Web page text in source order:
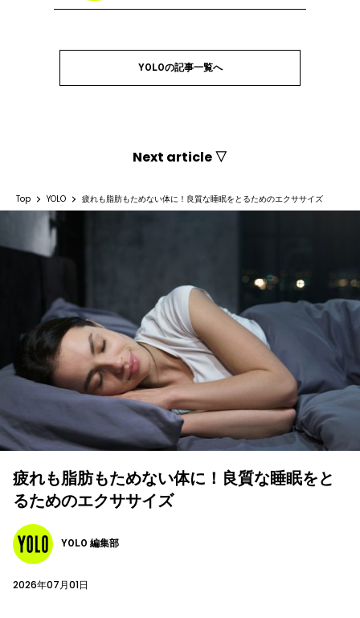
YOLOの記事一覧へ
Next article ▽
Top YOLO 疲れも脂肪もためない体に！良質な睡眠をとるためのエクササイズ
疲れも脂肪もためない体に！良質な睡眠をと
るためのエクササイズ
YOLO 編集部
2026年07月01日